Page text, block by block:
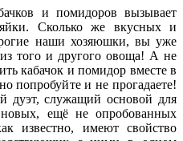
и помидоров вызывает
Сколько же вкусных и
наши хозяюшки, вы уже
того и другого овоща! А не
кабачок и помидор вместе в
попробуйте и не прогадаете!
дуэт, служащий основой для
ещё не опробованных
известно, имеют свойство